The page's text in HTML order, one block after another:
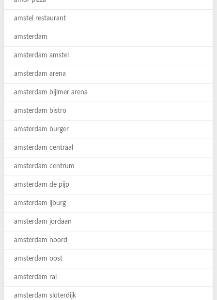
amstel restaurant
amsterdam
amsterdam amstel
amsterdam arena
amsterdam bijlmer arena
amsterdam bistro
amsterdam burger
amsterdam centraal
amsterdam centrum
amsterdam de pijp
amsterdam ijburg
amsterdam jordaan
amsterdam noord
amsterdam oost
amsterdam rai
amsterdam sloterdijk